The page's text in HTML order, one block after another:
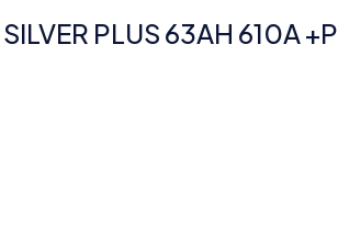
PLUS 63AH 610A +P